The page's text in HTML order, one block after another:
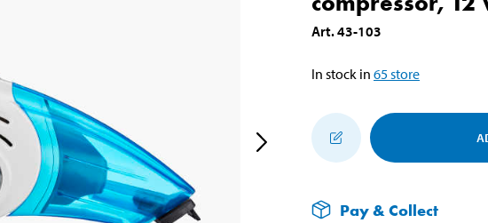
Art.43-103
In stock in 65store
Pay & Collect